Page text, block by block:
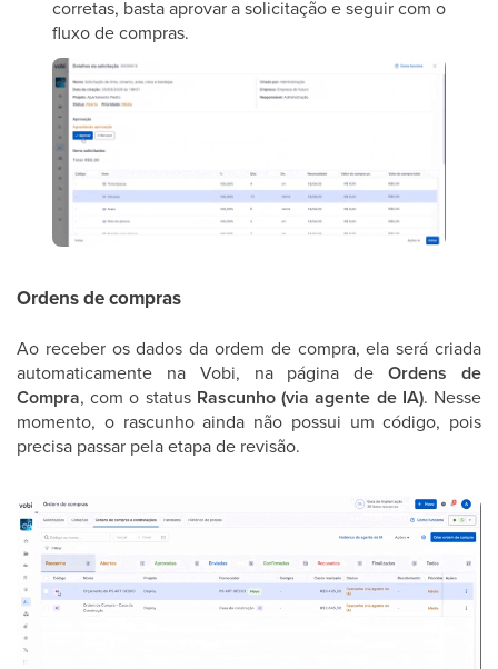
corretas, basta aprovar a solicitação e seguir com o
fluxo de compras.
Ordens de compras
Ao receber os dados da ordem de compra, ela será criada
automaticamente na Vobi, na página deOrdens de
Compra, com o status Rascunho (via agente de IA). Nesse
momento, o rascunho ainda não possui um código, pois
precisa passar pela etapa de revisão.